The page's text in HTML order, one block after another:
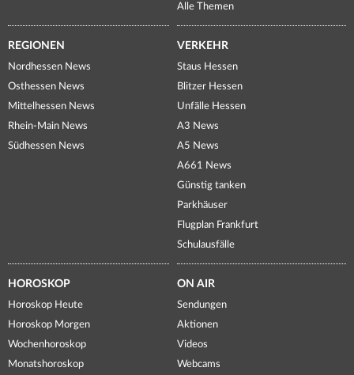
Alle Themen
REGIONEN
Nordhessen News
Osthessen News
Mittelhessen News
Rhein-Main News
Südhessen News
VERKEHR
Staus Hessen
Blitzer Hessen
Unfälle Hessen
A3 News
A5 News
A661 News
Günstig tanken
Parkhäuser
Flugplan Frankfurt
Schulausfälle
HOROSKOP
Horoskop Heute
Horoskop Morgen
Wochenhoroskop
Monatshoroskop
ON AIR
Sendungen
Aktionen
Videos
Webcams